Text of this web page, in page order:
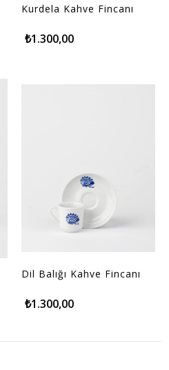
Kurdela Kahve Fincanı
₺1.300,00
Dil Balığı Kahve Fincanı
₺1.300,00